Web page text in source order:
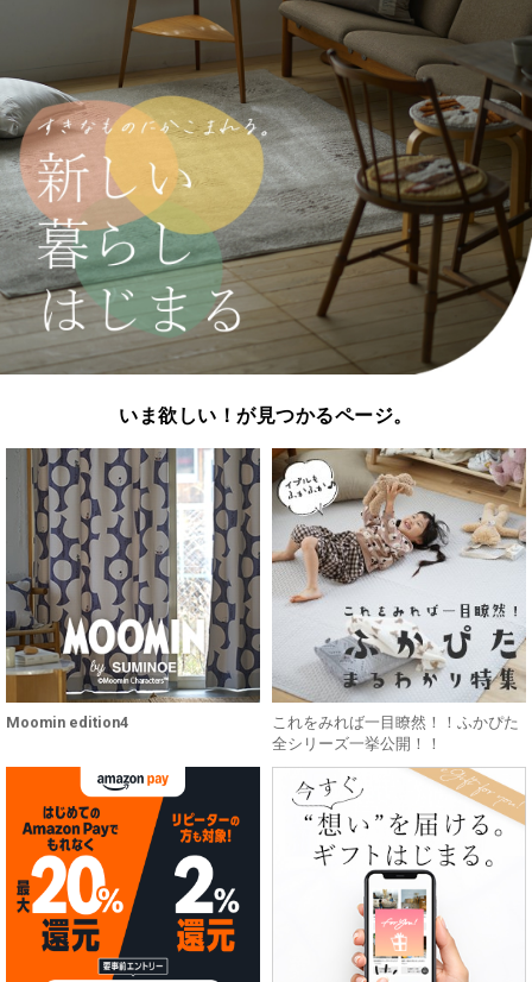
いま欲しい！が見つかるページ。
Moomin edition4
これをみれば一目瞭然！！ふかぴた
全シリーズ一挙公開！！